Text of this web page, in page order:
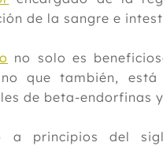
de la sangre e
no solo es
que también,
de beta-endorfinas
a principios del